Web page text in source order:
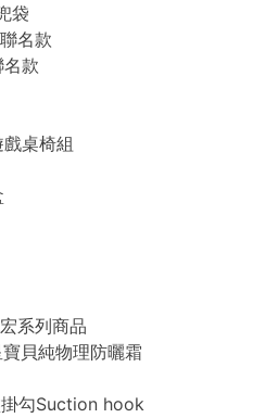
袋
名款
款
桌椅組
系列商品
貝純物理防曬霜
勾Suction hook